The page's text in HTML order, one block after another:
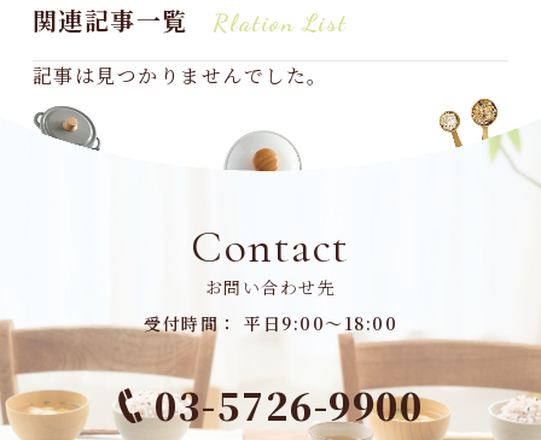
関連記事一覧 Rlation List
記事は見つかりませんでした。
Contact
お問い合わせ先
受付時間： 平日9:00～18:00
03-5726-9900